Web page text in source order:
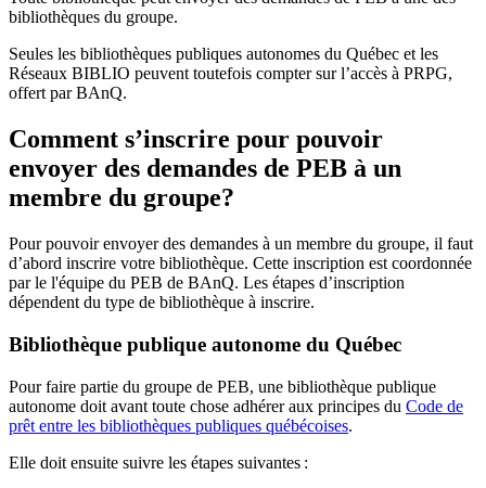
bibliothèques du groupe.
Seules les bibliothèques publiques autonomes du Québec et les
Réseaux BIBLIO peuvent toutefois compter sur l’accès à PRPG,
offert par BAnQ.
Comment s’inscrire pour pouvoir
envoyer des demandes de PEB à un
membre du groupe?
Pour pouvoir envoyer des demandes à un membre du groupe, il faut
d’abord inscrire votre bibliothèque. Cette inscription est coordonnée
par le l'équipe du PEB de BAnQ. Les étapes d’inscription
dépendent du type de bibliothèque à inscrire.
Bibliothèque publique autonome du Québec
Pour faire partie du groupe de PEB, une bibliothèque publique
autonome doit avant toute chose adhérer aux principes du Code de
prêt entre les bibliothèques publiques québécoises.
Elle doit ensuite suivre les étapes suivantes :